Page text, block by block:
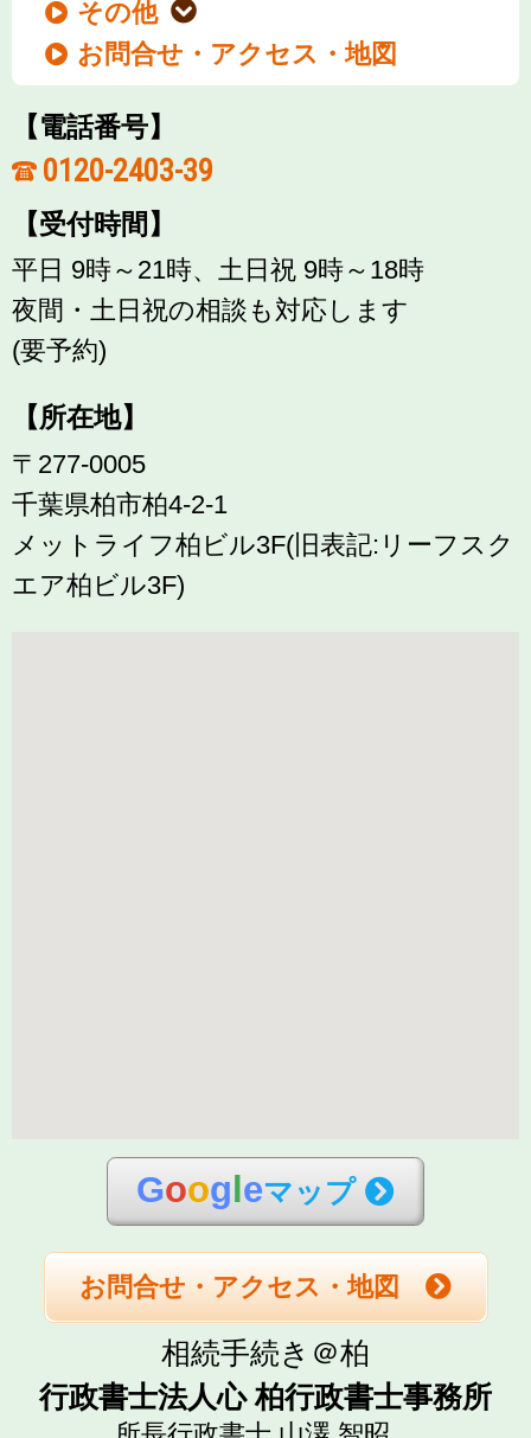
その他
お問合せ・アクセス・地図
【電話番号】
0120-2403-39
【受付時間】
平日 9時～21時、土日祝 9時～18時
夜間・土日祝の相談も対応します
(要予約)
【所在地】
〒277-0005
千葉県柏市柏4-2-1
メットライフ柏ビル3F(旧表記:リーフスク
エア柏ビル3F)
Goog eマップ
お問合せ・アクセス・地図
相続手続き＠柏
行政書士法人心 柏行政書士事務所